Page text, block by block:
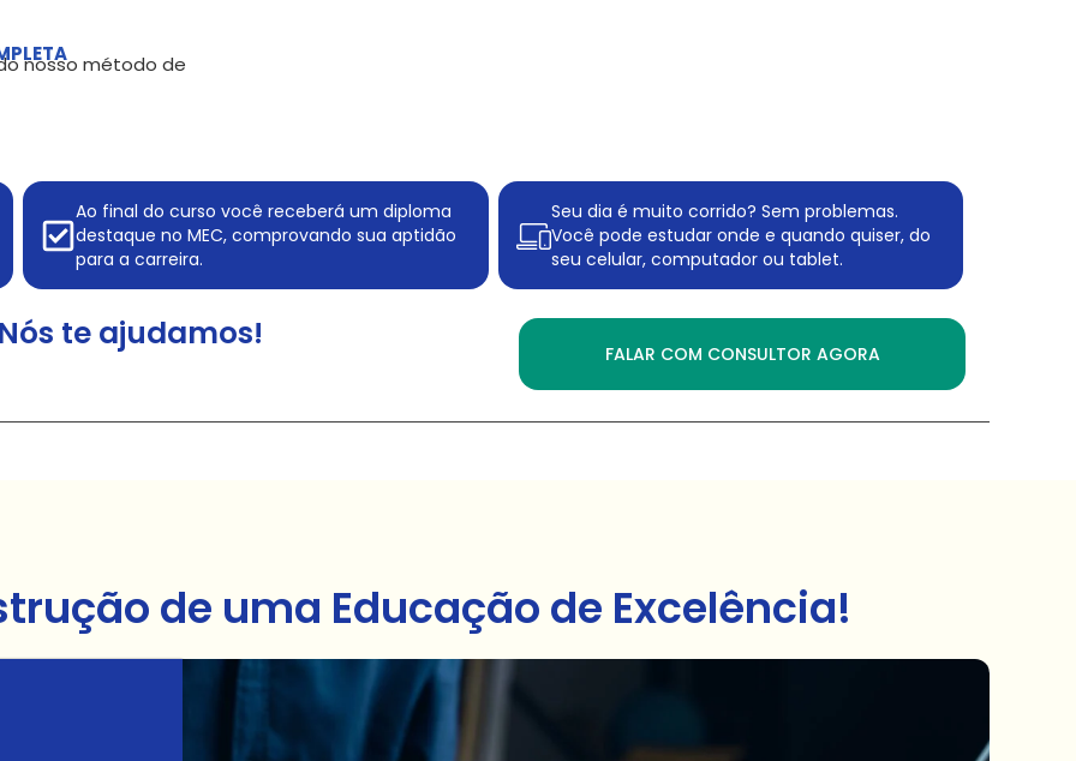
nosso método de
Ao final do curso você receberá um diploma
destaque no MEC, comprovando sua aptidão
para a carreira.
Seu dia é muito corrido? Sem problemas.
Você pode estudar onde e quando quiser, do
seu celular, computador ou tablet.
te ajudamos! FALAR COM CONSULTOR AGORA
de uma Educação de Excelência!